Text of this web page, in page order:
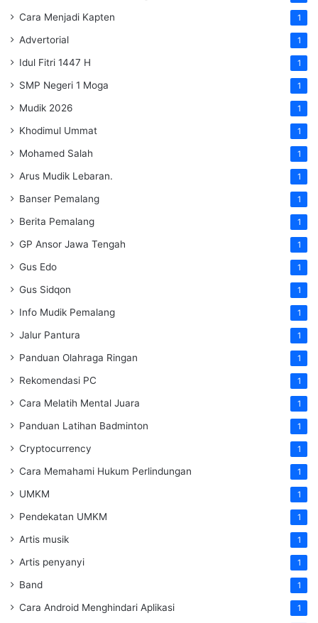
Cara Menjadi Kapten 1
Advertorial 1
Idul Fitri 1447 H 1
SMP Negeri 1 Moga 1
Mudik 2026 1
Khodimul Ummat 1
Mohamed Salah 1
Arus Mudik Lebaran. 1
Banser Pemalang 1
Berita Pemalang 1
GP Ansor Jawa Tengah 1
Gus Edo 1
Gus Sidqon 1
Info Mudik Pemalang 1
Jalur Pantura 1
Panduan Olahraga Ringan 1
Rekomendasi PC 1
Cara Melatih Mental Juara 1
Panduan Latihan Badminton 1
Cryptocurrency 1
Cara Memahami Hukum Perlindungan 1
UMKM 1
Pendekatan UMKM 1
Artis musik 1
Artis penyanyi 1
Band 1
Cara Android Menghindari Aplikasi 1